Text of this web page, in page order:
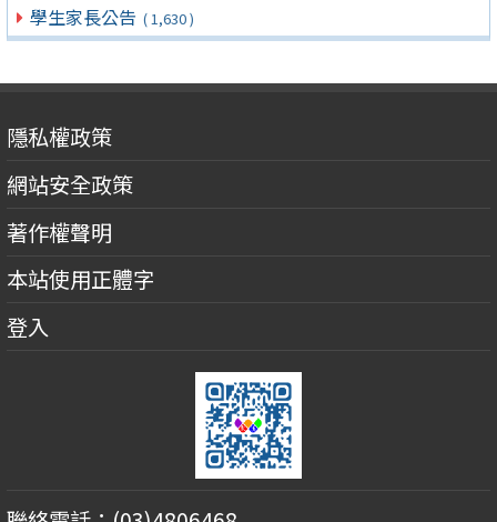
學生家長公告 ( 1,630 )
隱私權政策
網站安全政策
著作權聲明
本站使用正體字
登入